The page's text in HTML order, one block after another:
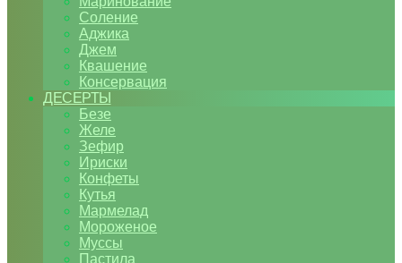
Соление
Аджика
Джем
Квашение
Консервация
ДЕСЕРТЫ
Безе
Желе
Зефир
Ириски
Конфеты
Кутья
Мармелад
Мороженое
Муссы
Пастила